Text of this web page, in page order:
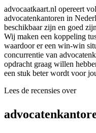
advocaatkaart.nl opereert
advocatenkantoren in
beschikbaar zijn en goed
Wij maken een koppeling
waardoor er een win-win
concurrentie van
opdracht graag willen
een stuk beter wordt voor
Lees de recensies over